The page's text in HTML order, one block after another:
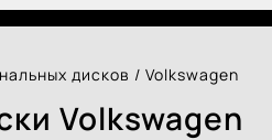
дисков / Volkswagen
Volkswagen